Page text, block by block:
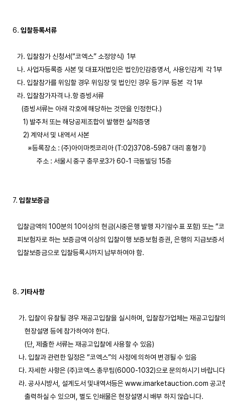
6. 입찰등록서류
   가. 입찰참가 신청서(“코엑스” 소정양식)  1부
   나. 사업자등록증 사본 및 대표자(법인은 법인)인감증명서, 사용인감계  각 1부
   다. 입찰참가를 위임할 경우 위임장 및 법인인 경우 등기부 등본  각 1부
   라. 입찰참가자격 나.항 증빙서류
      (증빙서류는 아래 각호에 해당하는 것만을 인정한다.)
       1) 발주처 또는 해당공제조합이 발행한 실적증명
       2) 계약서 및 내역서 사본
          ※등록장소 : (주)아이마켓코리아 (T:02)3708-5987 대리 홍형기)
                주소 : 서울시 중구 충무로3가 60-1 극동빌딩 15층
7. 입찰보증금
입찰금액의 100분의 10이상의 현금(시중은행 발행 자기앞수표 포함) 또는 “
피보험자로 하는 보증금액 이상의 입찰이행 보증보험 증권, 은행의 지급보증
   입찰보증금으로 입찰등록시까지 납부하여야 함.
8. 기타사항
가. 입찰이 유찰될 경우 재공고입찰을 실시하며, 입찰참가업체는 재공고입찰
        현장설명 등에 참가하여야 한다.
        (단, 제출한 서류는 재공고입찰에 사용할 수 있음)
    나. 입찰과 관련한 일정은 “코엑스”의 사정에 의하여 변경될 수 있음
다. 자세한 사항은 (주)코엑스 총무팀(6000-1032)으로 문의하시기 바랍니
라. 공사시방서, 설계도서 및내역서등은 www.imarketauction.com 공고
        출력하실 수 있으며, 별도 인쇄물은 현장설명시 배부 하지 않습니다.